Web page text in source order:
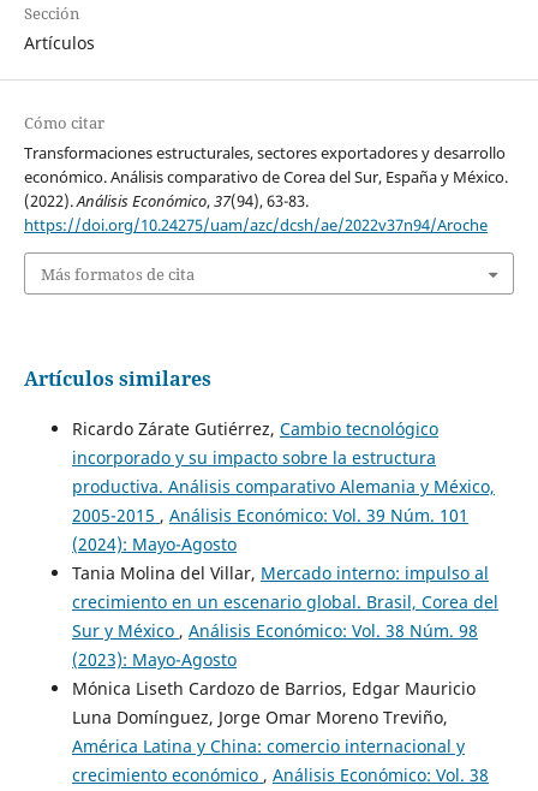
Sección
Artículos
Cómo citar
Transformaciones estructurales, sectores exportadores y desarrollo
económico. Análisis comparativo de Corea del Sur, España y México.
(2022).Análisis Económico,37(94), 63-83.
https://doi.org/10.24275/uam/azc/dcsh/ae/2022v37n94/Aroche
Más formatos de cita
Artículos similares
Ricardo Zárate Gutiérrez, Cambio tecnológico
incorporado y su impacto sobre la estructura
productiva. Análisis comparativo Alemania y México,
2005-2015 , Análisis Económico: Vol. 39 Núm. 101
(2024): Mayo-Agosto
Tania Molina del Villar, Mercado interno: impulso al
crecimiento en un escenario global. Brasil, Corea del
Sur y México , Análisis Económico: Vol. 38 Núm. 98
(2023): Mayo-Agosto
Mónica Liseth Cardozo de Barrios, Edgar Mauricio
Luna Domínguez, Jorge Omar Moreno Treviño,
América Latina y China: comercio internacional y
crecimiento económico , Análisis Económico: Vol. 38